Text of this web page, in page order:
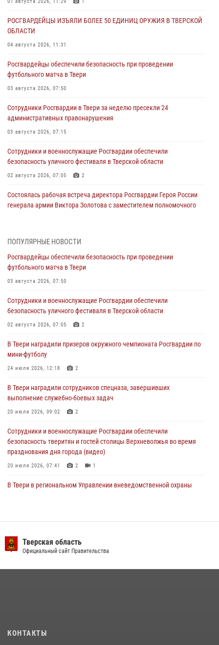
07 августа 2026, 11:29
РОСГВАРДЕЙЦЫ ИЗЪЯЛИ БОЛЕЕ 50 ЕДИНИЦ ОРУЖИЯ В ТВЕРСКОЙ
ОБЛАСТИ
04 августа 2026, 11:31
Росгвардейцы обеспечили безопасность при проведении
футбольного матча в Твери
03 августа 2026, 07:50
Сотрудники Росгвардии в Твери за неделю пресекли 24
административных правонарушения
03 августа 2026, 07:15
Сотрудники и военнослужащие Росгвардии обеспечили
безопасность уличного фестиваля в Тверской области
02 августа 2026, 07:05 2
Состоялась рабочая встреча директора Росгвардии Героя России
генерала армии Виктора Золотова с заместителем полномочного
31 июля 2026, 05:42 4
Росгвардейцы в Твери приняли участие в молебне, посвященном
Дню Крещения Руси
28 июля 2026, 11:30
Сотрудники вневедомственной охраны совершили 250 выездов и
пресекли 20 правонарушений за неделю в Тверской области
27 июля 2026, 08:29
В Твери наградили призеров окружного чемпионата Росгвардии по
мини-футболу
24 июля 2026, 12:18 2
Росгвардейцы оказали помощь водителю на дороге в городе Кашин
22 июля 2026, 08:35
ПОПУЛЯРНЫЕ НОВОСТИ
Росгвардейцы обеспечили безопасность при проведении
футбольного матча в Твери
03 августа 2026, 07:50
Сотрудники и военнослужащие Росгвардии обеспечили
безопасность уличного фестиваля в Тверской области
02 августа 2026, 07:05 2
В Твери наградили призеров окружного чемпионата Росгвардии по
мини-футболу
24 июля 2026, 12:18 2
В Твери наградили сотрудников спецназа, завершивших
выполнение служебно-боевых задач
20 июля 2026, 09:02 2
Сотрудники и военнослужащие Росгвардии обеспечили
безопасность тверитян и гостей столицы Верхневолжья во время
празднования дня города (видео)
20 июля 2026, 07:41 2 1
В Твери в региональном Управлении вневедомственной охраны
10 июля 2026, 08:44 1
(видео)
Тверская область
Официальный сайт Правительства
КОНТАКТЫ